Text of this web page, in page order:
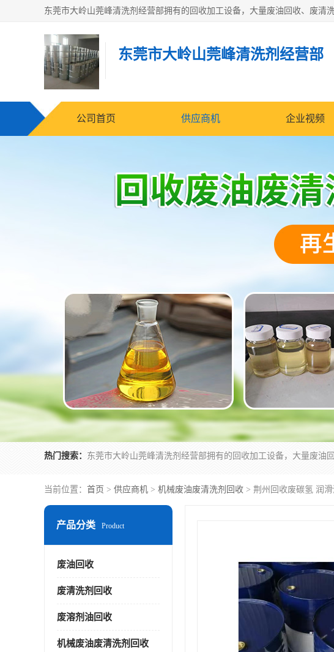
东莞市大岭山莞峰清洗剂经营部
公司首页 供应商机 企业视频
热门搜索：
当前位置： 首页 > 供应商机 > 机械废油废清洗剂回收 > 荆州回收废碳氢 润
产品分类 Product
废油回收
废清洗剂回收
废溶剂油回收
机械废油废清洗剂回收